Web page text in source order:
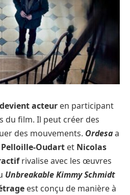
acteur en participant
du film. Il peut créer des
des mouvements. Ordesaa
Oudart et Nicolas
rivalise avec les œuvres
Unbreakable Kimmy Schmidt
est conçu de manière à